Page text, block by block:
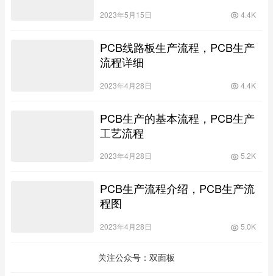
2023年5月15日 4.4K
PCB线路板生产流程，PCB生产
流程详细
2023年4月28日 4.4K
PCB生产的基本流程，PCB生产
工艺流程
2023年4月28日 5.2K
PCB生产流程介绍，PCB生产流
程图
2023年4月28日 5.0K
关注公众号：双面板